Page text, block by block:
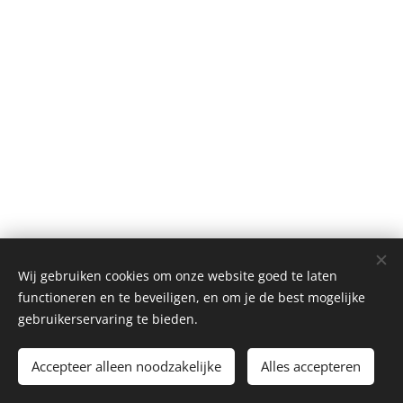
Powered by Sencomp
www.sencomp.nl
Cookies
Wij gebruiken cookies om onze website goed te laten
functioneren en te beveiligen, en om je de best mogelijke
gebruikerservaring te bieden.
Accepteer alleen noodzakelijke Alles accepteren